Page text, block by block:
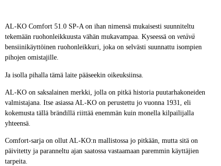
AL-KO Comfort 51.0 SP-A on ihan nimensä mukaisesti suunniteltu
tekemään ruohonleikkuusta vähän mukavampaa. Kyseessä on vetävä
bensiinikäyttöinen ruohonleikkuri, joka on selvästi suunnattu isompien
pihojen omistajille.
Ja isolla pihalla tämä laite pääseekin oikeuksiinsa.
AL-KO on saksalainen merkki, jolla on pitkä historia puutarhakoneiden
valmistajana. Itse asiassa AL-KO on perustettu jo vuonna 1931, eli
kokemusta tällä brändillä riittää enemmän kuin monella kilpailijalla
yhteensä.
Comfort-sarja on ollut AL-KO:n mallistossa jo pitkään, mutta sitä on
päivitetty ja paranneltu ajan saatossa vastaamaan paremmin käyttäjien
tarpeita.